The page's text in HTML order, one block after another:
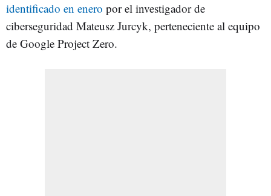
identificado en enero por el investigador de
ciberseguridad Mateusz Jurcyk, perteneciente al equipo
de Google Project Zero.